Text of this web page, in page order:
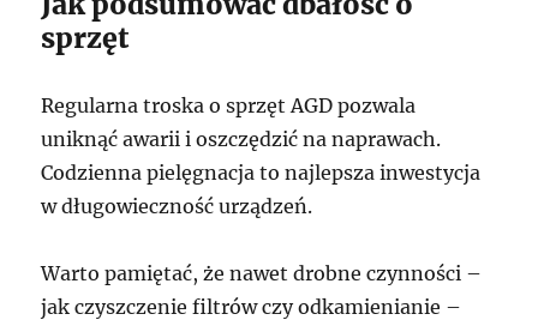
sprzęt
Regularna troska o sprzęt AGD pozwala
uniknąć awarii i oszczędzić na naprawach.
Codzienna pielęgnacja to najlepsza inwestycja
w długowieczność urządzeń.
Warto pamiętać, że nawet drobne czynności –
jak czyszczenie filtrów czy odkamienianie –